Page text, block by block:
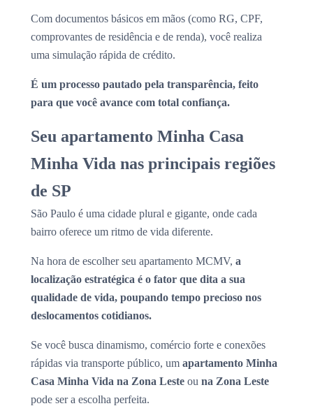
Com documentos básicos em mãos (como RG, CPF,
comprovantes de residência e de renda), você realiza
uma simulação rápida de crédito.
É um processo pautado pela transparência, feito
para que você avance com total confiança.
Seu apartamento Minha Casa
Minha Vida nas principais regiões
de SP
São Paulo é uma cidade plural e gigante, onde cada
bairro oferece um ritmo de vida diferente.
Na hora de escolher seu apartamento MCMV, a
localização estratégica é o fator que dita a sua
qualidade de vida, poupando tempo precioso nos
deslocamentos cotidianos.
Se você busca dinamismo, comércio forte e conexões
rápidas via transporte público, um apartamento Minha
Casa Minha Vida na Zona Leste ou na Zona Leste
pode ser a escolha perfeita.